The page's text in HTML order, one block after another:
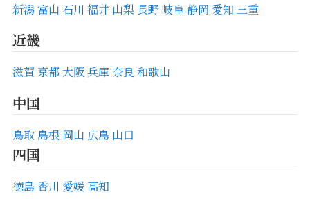
新潟 富山 石川 福井 山梨長野岐阜静岡 愛知 三重
近畿
滋賀 京都大阪兵庫 奈良 和歌山
中国
鳥取 島根 岡山 広島 山口
四国
徳島 香川 愛媛 高知